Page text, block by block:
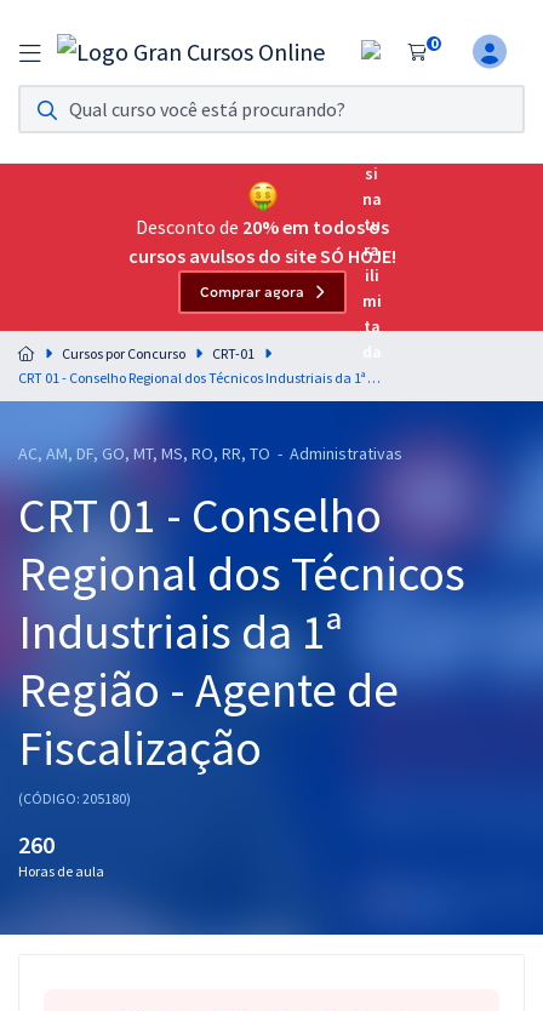
0
Assinatura Ilimitada 11
Acesso a todos os cursos. Teste grátis por 7 dias!
Assinatura OAB Até Passar
Acesso ilimitado a toda preparação para o Exame da
Residências Multiprofissionais
Preparação completa e intensiva para as principais
residências em saúde do Brasil
Cursos 20% OFF
Pós
Graduação
OAB
Mentorias
Questões grátis
Conteúdo gratuito
Aprovados
Desconto de 20% em todos os
cursos avulsos do site SÓ HOJE!
Comprar agora
Cursos por Concurso
CRT-01
CRT 01 - Conselho Regional dos Técnicos Industriais da 1ª Região - Agente de Fiscalização
AC, AM, DF, GO, MT, MS, RO, RR, TO - Administrativas
CRT 01 - Conselho
Regional dos Técnicos
Industriais da 1ª
Região - Agente de
Fiscalização
(CÓDIGO: 205180)
260
Horas de aula